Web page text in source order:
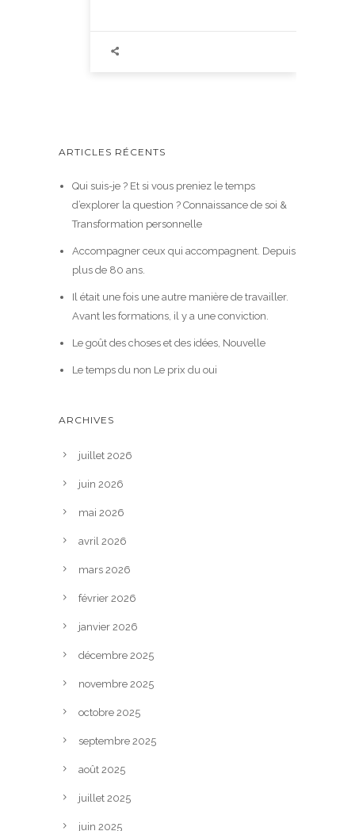
ARTICLES RÉCENTS
Qui suis-je ? Et si vous preniez le temps
d’explorer la question ? Connaissance de soi &
Transformation personnelle
Accompagner ceux qui accompagnent. Depuis
plus de 80 ans.
Il était une fois une autre manière de travailler.
Avant les formations, il y a une conviction.
Le goût des choses et des idées, Nouvelle
Le temps du non Le prix du oui
ARCHIVES
juillet 2026
juin 2026
mai 2026
avril 2026
mars 2026
février 2026
janvier 2026
décembre 2025
novembre 2025
octobre 2025
septembre 2025
août 2025
juillet 2025
juin 2025